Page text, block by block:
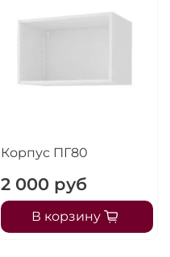
Корпус ПГ80
2 000 руб
В корзину